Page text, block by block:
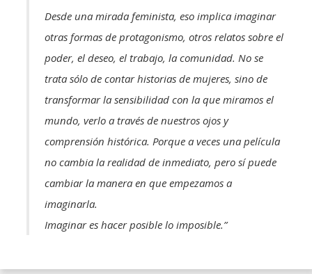
Desde una mirada feminista, eso implica imaginar
otras formas de protagonismo, otros relatos sobre el
poder, el deseo, el trabajo, la comunidad. No se
trata sólo de contar historias de mujeres, sino de
transformar la sensibilidad con la que miramos el
mundo, verlo a través de nuestros ojos y
comprensión histórica. Porque a veces una película
no cambia la realidad de inmediato, pero sí puede
cambiar la manera en que empezamos a
imaginarla.
Imaginar es hacer posible lo imposible.”